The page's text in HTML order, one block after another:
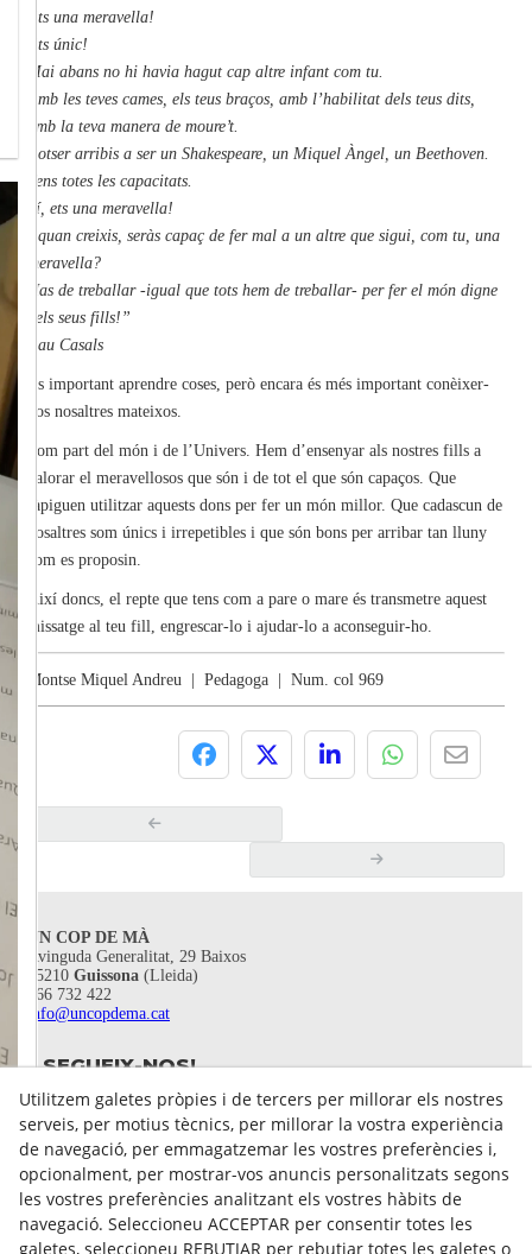
Ets una meravella!
Ets únic!
Mai abans no hi havia hagut cap altre infant com tu.
Amb les teves cames, els teus braços, amb l’habilitat dels teus dits,
amb la teva manera de moure’t.
Potser arribis a ser un Shakespeare, un Miquel Àngel, un Beethoven.
Tens totes les capacitats.
Sí, ets una meravella!
I quan creixis, seràs capaç de fer mal a un altre que sigui, com tu, una
meravella?
Has de treballar -igual que tots hem de treballar- per fer el món digne
dels seus fills!”
Pau Casals
És important aprendre coses, però encara és més important conèixer-
nos nosaltres mateixos.
Som part del món i de l’Univers. Hem d’ensenyar als nostres fills a
valorar el meravellosos que són i de tot el que són capaços. Que
sàpiguen utilitzar aquests dons per fer un món millor. Que cadascun de
nosaltres som únics i irrepetibles i que són bons per arribar tan lluny
com es proposin.
Així doncs, el repte que tens com a pare o mare és transmetre aquest
missatge al teu fill, engrescar-lo i ajudar-lo a aconseguir-ho.
Montse Miquel Andreu | Pedagoga | Num. col 969
UN COP DE MÀ
Avinguda Generalitat, 29 Baixos
25210 Guissona (Lleida)
666 732 422
info@uncopdema.cat
SEGUEIX-NOS!
Utilitzem galetes pròpies i de tercers per millorar els nostres
serveis, per motius tècnics, per millorar la vostra experiència
de navegació, per emmagatzemar les vostres preferències i,
opcionalment, per mostrar-vos anuncis personalitzats segons
les vostres preferències analitzant els vostres hàbits de
navegació. Seleccioneu ACCEPTAR per consentir totes les
galetes, seleccioneu REBUTJAR per rebutjar totes les galetes o